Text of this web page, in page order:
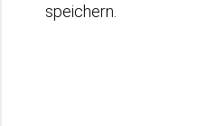
speichern.